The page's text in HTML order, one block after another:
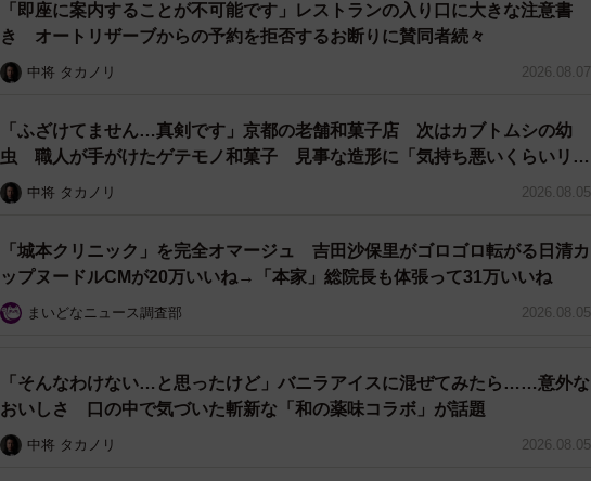
「即座に案内することが不可能です」レストランの入り口に大きな注意書
き オートリザーブからの予約を拒否するお断りに賛同者続々
中将 タカノリ 2026.08.07
「ふざけてません…真剣です」京都の老舗和菓子店 次はカブトムシの幼
虫 職人が手がけたゲテモノ和菓子 見事な造形に「気持ち悪いくらいリア
ル」
中将 タカノリ 2026.08.05
「城本クリニック」を完全オマージュ 吉田沙保里がゴロゴロ転がる日清カ
ップヌードルCMが20万いいね→「本家」総院長も体張って31万いいね
まいどなニュース調査部 2026.08.05
「そんなわけない…と思ったけど」バニラアイスに混ぜてみたら……意外な
おいしさ 口の中で気づいた斬新な「和の薬味コラボ」が話題
中将 タカノリ 2026.08.05